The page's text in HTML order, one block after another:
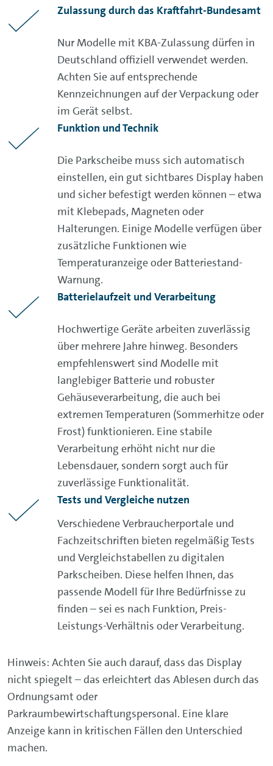
Zulassung durch das Kraftfahrt-Bundesamt
Nur Modelle mit KBA-Zulassung dürfen in
Deutschland offiziell verwendet werden.
Achten Sie auf entsprechende
Kennzeichnungen auf der Verpackung oder
im Gerät selbst.
Funktion und Technik
Die Parkscheibe muss sich automatisch
einstellen, ein gut sichtbares Display haben
und sicher befestigt werden können – etwa
mit Klebepads, Magneten oder
Halterungen. Einige Modelle verfügen über
zusätzliche Funktionen wie
Temperaturanzeige oder Batteriestand-
Warnung.
Batterielaufzeit und Verarbeitung
Hochwertige Geräte arbeiten zuverlässig
über mehrere Jahre hinweg. Besonders
empfehlenswert sind Modelle mit
langlebiger Batterie und robuster
Gehäuseverarbeitung, die auch bei
extremen Temperaturen (Sommerhitze oder
Frost) funktionieren. Eine stabile
Verarbeitung erhöht nicht nur die
Lebensdauer, sondern sorgt auch für
zuverlässige Funktionalität.
Tests und Vergleiche nutzen
Verschiedene Verbraucherportale und
Fachzeitschriften bieten regelmäßig Tests
und Vergleichstabellen zu digitalen
Parkscheiben. Diese helfen Ihnen, das
passende Modell für Ihre Bedürfnisse zu
finden – sei es nach Funktion, Preis-
Leistungs-Verhältnis oder Verarbeitung.
Hinweis: Achten Sie auch darauf, dass das Display
nicht spiegelt – das erleichtert das Ablesen durch das
Ordnungsamt oder
Parkraumbewirtschaftungspersonal. Eine klare
Anzeige kann in kritischen Fällen den Unterschied
machen.